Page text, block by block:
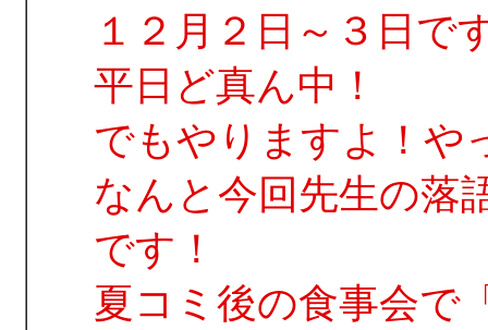
１２月２日～３日で
平日ど真ん中！
でもやりますよ！や
なんと今回先生の落
です！
夏コミ後の食事会で